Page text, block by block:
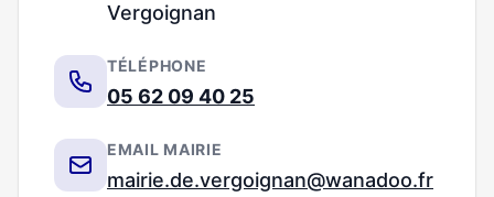
Vergoignan
TÉLÉPHONE
05 62 09 40 25
EMAIL MAIRIE
mairie.de.vergoignan@wanadoo.fr